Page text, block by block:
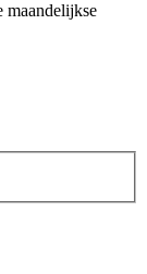
maandelijkse